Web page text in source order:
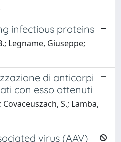
infectious proteins
Legname, Giuseppe;
di anticorpi
con esso ottenuti
S.; Lamba,
virus (AAV)